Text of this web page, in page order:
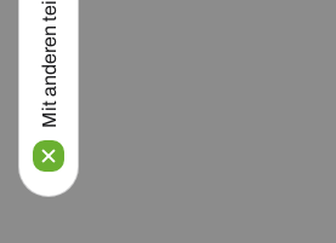
Mit anderen teilen